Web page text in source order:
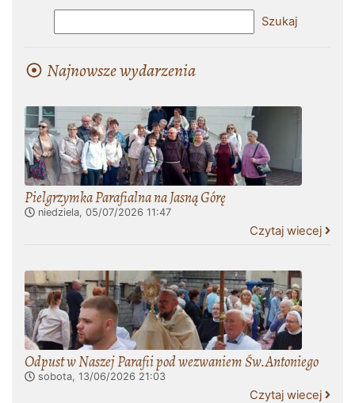
Najnowsze wydarzenia
Pielgrzymka Parafialna na Jasną Górę
niedziela, 05/07/2026 11:47
Czytaj wiecej
Odpust w Naszej Parafii pod wezwaniem Św.Antoniego
sobota, 13/06/2026 21:03
Czytaj wiecej